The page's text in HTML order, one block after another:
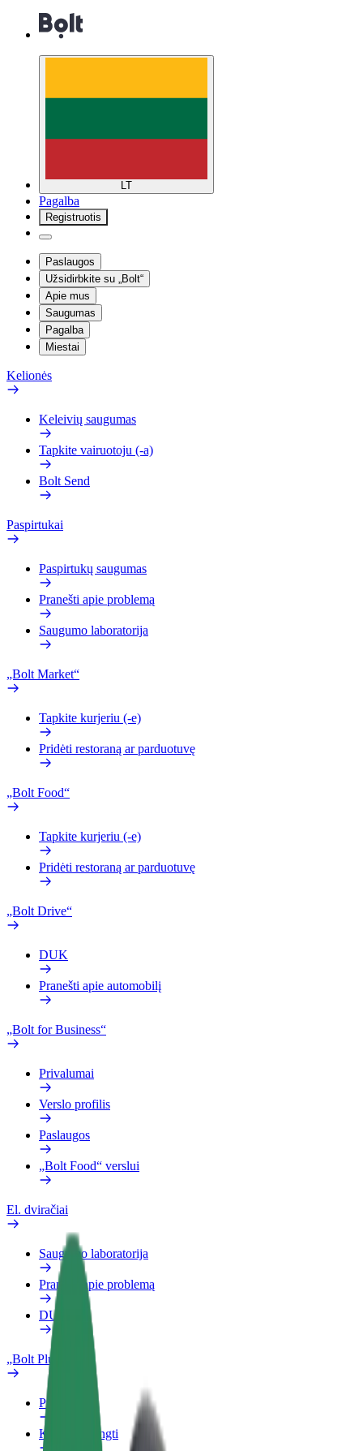
LT
Pagalba
Registruotis
Paslaugos
Užsidirbkite su „Bolt“
Apie mus
Saugumas
Pagalba
Miestai
Kelionės
Keleivių saugumas
Tapkite vairuotoju (-a)
Bolt Send
Paspirtukai
Paspirtukų saugumas
Pranešti apie problemą
Saugumo laboratorija
„Bolt Market“
Tapkite kurjeriu (-e)
Pridėti restoraną ar parduotuvę
„Bolt Food“
Tapkite kurjeriu (-e)
Pridėti restoraną ar parduotuvę
„Bolt Drive“
DUK
Pranešti apie automobilį
„Bolt for Business“
Privalumai
Verslo profilis
Paslaugos
„Bolt Food“ verslui
El. dviračiai
Saugumo laboratorija
Pranešti apie problemą
DUK
„Bolt Plus“
Privalumai
Kaip prisijungti